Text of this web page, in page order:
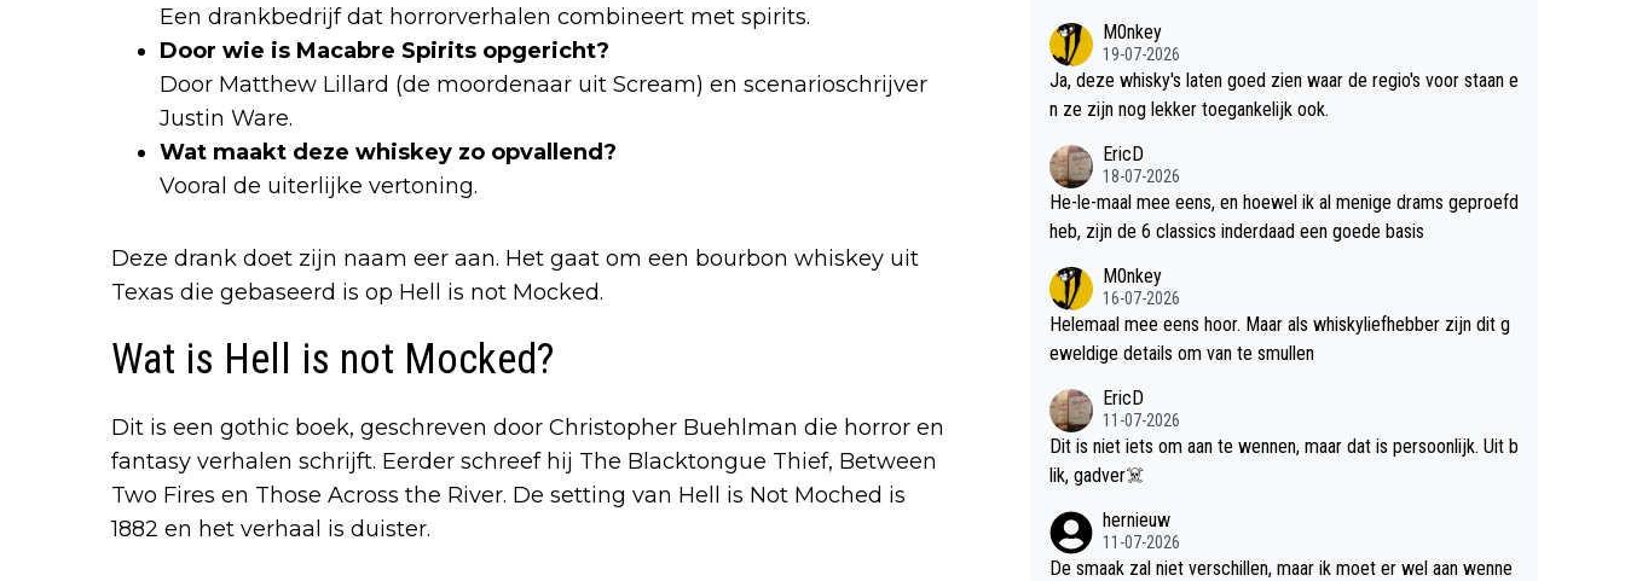
Een drankbedrijf dat horrorverhalen combineert met spirits.
Door wie is Macabre Spirits opgericht?
Door Matthew Lillard (de moordenaar uit Scream) en scenarioschrijver
Justin Ware.
Wat maakt deze whiskey zo opvallend?
Vooral de uiterlijke vertoning.
Deze drank doet zijn naam eer aan. Het gaat om een bourbon whiskey uit
Texas die gebaseerd is op Hell is not Mocked.
Wat is Hell is not Mocked?
Dit is een gothic boek, geschreven door Christopher Buehlman die horror en
fantasy verhalen schrijft. Eerder schreef hij The Blacktongue Thief, Between
Two Fires en Those Across the River. De setting van Hell is Not Moched is
1882 en het verhaal is duister.
M0nkey
19-07-2026
Ja, deze whisky's laten goed zien waar de regio's voor staan e
n ze zijn nog lekker toegankelijk ook.
EricD
18-07-2026
He-le-maal mee eens, en hoewel ik al menige drams geproefd
heb, zijn de 6 classics inderdaad een goede basis
M0nkey
16-07-2026
Helemaal mee eens hoor. Maar als whiskyliefhebber zijn dit g
eweldige details om van te smullen
EricD
11-07-2026
Dit is niet iets om aan te wennen, maar dat is persoonlijk. Uit b
lik, gadver☠️
hernieuw
11-07-2026
De smaak zal niet verschillen, maar ik moet er wel aan wenne